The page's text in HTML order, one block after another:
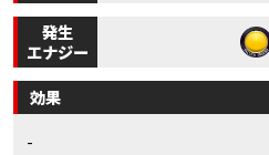
発生
エナジー
効果
-